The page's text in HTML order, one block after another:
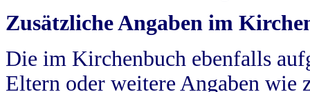
Zusätzliche Angaben im
Die im Kirchenbuch ebenfalls
Eltern oder weitere Angaben wie